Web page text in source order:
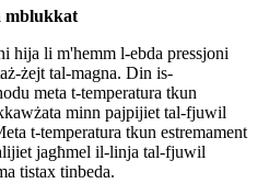
mblukkat
hija li m'hemm l-ebda pressjoni
żejt tal-magna. Din is-
meta t-temperatura tkun
minn pajpijiet tal-fjuwil
t-temperatura tkun estremament
jagħmel il-linja tal-fjuwil
tistax tinbeda.